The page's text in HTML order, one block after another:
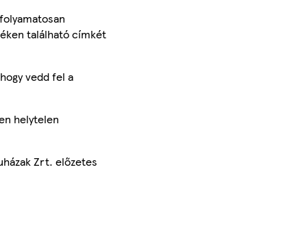
található címkét
vedd fel a
helytelen
Zrt. előzetes